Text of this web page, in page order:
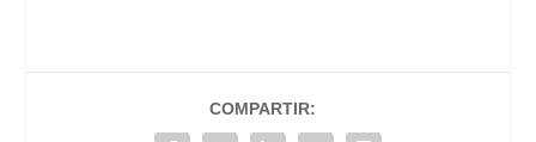
COMPARTIR: